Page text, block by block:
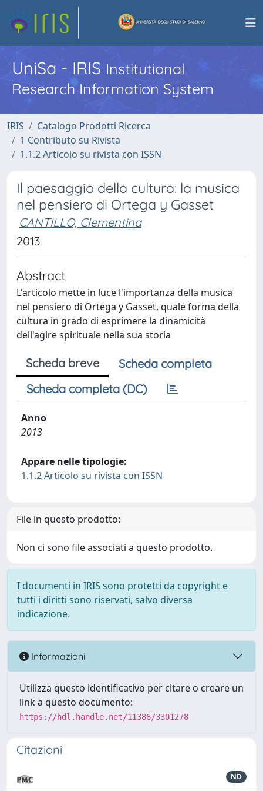
UniSa - IRISInstitutional
Research Information System
IRIS
Catalogo Prodotti Ricerca
1 Contributo su Rivista
1.1.2 Articolo su rivista con ISSN
Il paesaggio della cultura: la musica
nel pensiero di Ortega y Gasset
CANTILLO, Clementina
2013
Abstract
L'articolo mette in luce l'importanza della musica
nel pensiero di Ortega y Gasset, quale forma della
cultura in grado di esprimere la dinamicità
dell'agire spirituale nella sua storia
Scheda breve
Scheda completa
Scheda completa (DC)
Anno
2013
Appare nelle tipologie:
1.1.2 Articolo su rivista con ISSN
File in questo prodotto:
Non ci sono file associati a questo prodotto.
I documenti in IRIS sono protetti da copyright e
tutti i diritti sono riservati, salvo diversa
indicazione.
Informazioni
Utilizza questo identificativo per citare o creare un
link a questo documento:
https://hdl.handle.net/11386/3301278
Citazioni
ND